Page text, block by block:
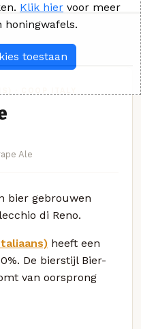
Ale
bier gebrouwen
di Reno.
heeft een
De bierstijl Bier-
van oorsprong
Klik hier voor meer
honingwafels.
toestaan